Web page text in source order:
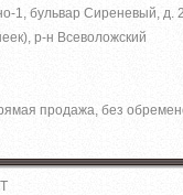
1, бульвар Сиреневый, д.
р-н Всеволожский
продажа, без